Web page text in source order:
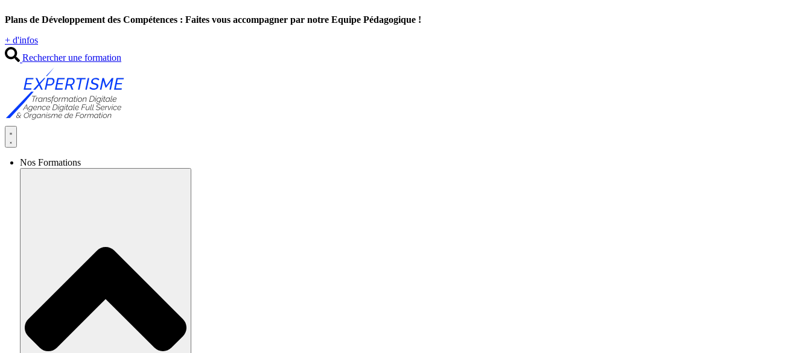
au
Plans de Développement des Compétences : Faites vous accompagner par notre Equipe Pédagogique !
+ d'infos
Rechercher une formation
Nos Formations